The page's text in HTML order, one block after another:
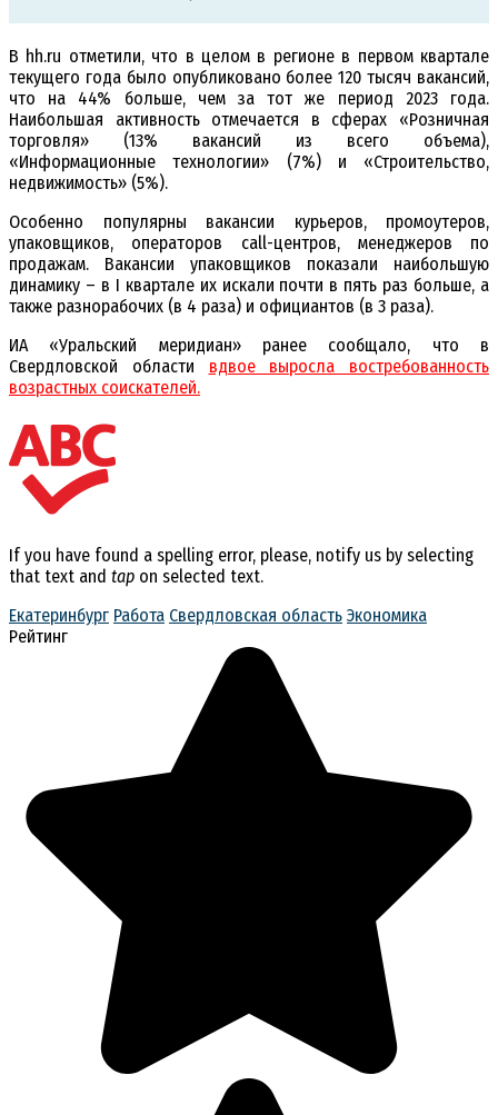
В hh.ru отметили, что в целом в регионе в первом квартале
текущего года было опубликовано более 120 тысяч вакансий,
что на 44% больше, чем за тот же период 2023 года.
Наибольшая активность отмечается в сферах «Розничная
торговля» (13% вакансий из всего объема),
«Информационные технологии» (7%) и «Строительство,
недвижимость» (5%).
Особенно популярны вакансии курьеров, промоутеров,
упаковщиков, операторов call-центров, менеджеров по
продажам. Вакансии упаковщиков показали наибольшую
динамику – в I квартале их искали почти в пять раз больше, а
также разнорабочих (в 4 раза) и официантов (в 3 раза).
ИА «Уральский меридиан» ранее сообщало, что в
Свердловской области вдвое выросла востребованность
возрастных соискателей.
If you have found a spelling error, please, notify us by selecting
that text and tap on selected text.
Екатеринбург Работа Свердловская область Экономика
Рейтинг